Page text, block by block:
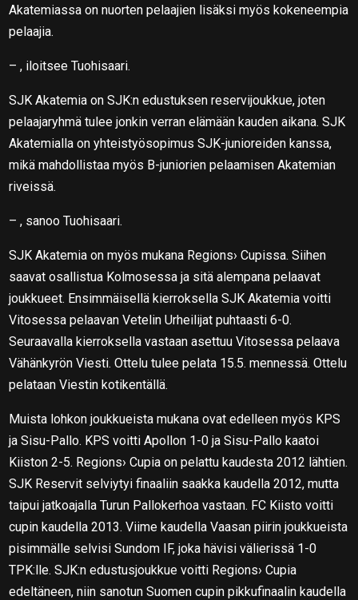
Akatemiassa on nuorten pelaajien lisäksi myös kokeneempia
pelaajia.
– , iloitsee Tuohisaari.
SJK Akatemia on SJK:n edustuksen reservijoukkue, joten
pelaajaryhmä tulee jonkin verran elämään kauden aikana. SJK
Akatemialla on yhteistyösopimus SJK-junioreiden kanssa,
mikä mahdollistaa myös B-juniorien pelaamisen Akatemian
riveissä.
– , sanoo Tuohisaari.
SJK Akatemia on myös mukana Regions› Cupissa. Siihen
saavat osallistua Kolmosessa ja sitä alempana pelaavat
joukkueet. Ensimmäisellä kierroksella SJK Akatemia voitti
Vitosessa pelaavan Vetelin Urheilijat puhtaasti 6-0.
Seuraavalla kierroksella vastaan asettuu Vitosessa pelaava
Vähänkyrön Viesti. Ottelu tulee pelata 15.5. mennessä. Ottelu
pelataan Viestin kotikentällä.
Muista lohkon joukkueista mukana ovat edelleen myös KPS
ja Sisu-Pallo. KPS voitti Apollon 1-0 ja Sisu-Pallo kaatoi
Kiiston 2-5. Regions› Cupia on pelattu kaudesta 2012 lähtien.
SJK Reservit selviytyi finaaliin saakka kaudella 2012, mutta
taipui jatkoajalla Turun Pallokerhoa vastaan. FC Kiisto voitti
cupin kaudella 2013. Viime kaudella Vaasan piirin joukkueista
pisimmälle selvisi Sundom IF, joka hävisi välierissä 1-0
TPK:lle. SJK:n edustusjoukkue voitti Regions› Cupia
edeltäneen, niin sanotun Suomen cupin pikkufinaalin kaudella